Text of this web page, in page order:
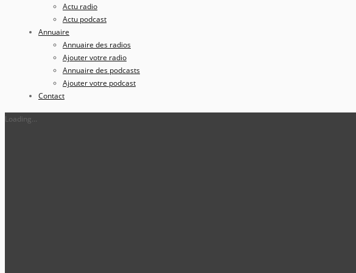
Actu radio
Actu podcast
Annuaire
Annuaire des radios
Ajouter votre radio
Annuaire des podcasts
Ajouter votre podcast
Contact
Loading...